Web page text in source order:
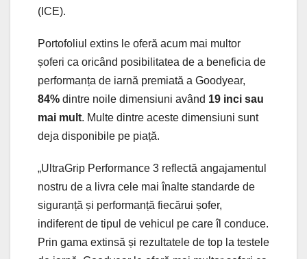
(ICE).
Portofoliul extins le oferă acum mai multor
șoferi ca oricând posibilitatea de a beneficia de
performanța de iarnă premiată a Goodyear,
84% dintre noile dimensiuni având 19 inci sau
mai mult. Multe dintre aceste dimensiuni sunt
deja disponibile pe piață.
„UltraGrip Performance 3 reflectă angajamentul
nostru de a livra cele mai înalte standarde de
siguranță și performanță fiecărui șofer,
indiferent de tipul de vehicul pe care îl conduce.
Prin gama extinsă și rezultatele de top la testele